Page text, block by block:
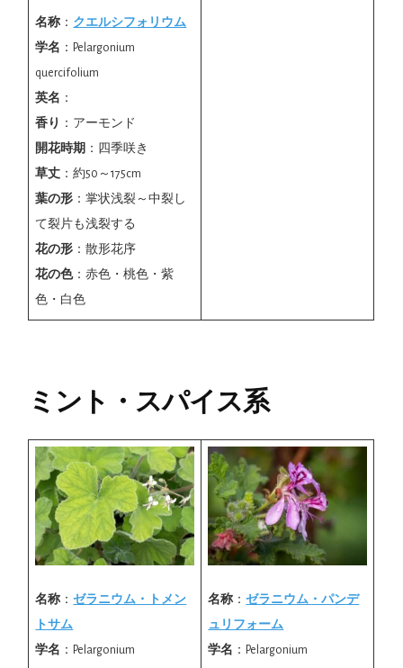
名称 ： クエルシフォリウム
学名 ：Pelargonium
quercifolium
英名 ：
香り
：アーモンド
開花時期 ：四季咲き
草丈 ：約50～175cm
葉の形 ：掌状浅裂～中裂し
て裂片も浅裂する
花の形 ：散形花序
花の色：赤色・桃色・紫
色・白色
ミント・スパイス系
名称 ：ゼラニウム・トメン
トサム
学名 ：Pelargonium
名称 ：ゼラニウム・パンデ
ュリフォーム
学名 ：Pelargonium